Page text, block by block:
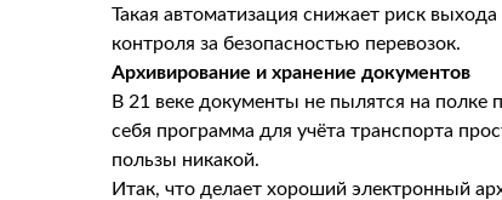
Такая автоматизация снижает риск
контроля за безопасностью перевозок.
Архивирование и хранение документов
В 21 веке документы не пылятся на
себя программа для учёта транспорта
пользы никакой.
Итак, что делает хороший электронный